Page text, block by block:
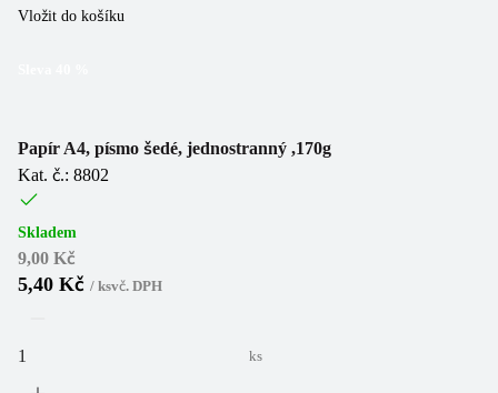
Vložit do košíku
Papír A4, písmo šedé, jednostranný ,170g
Kat. č.: 8802
Skladem
9,00 Kč
5,40 Kč / ksvč. DPH
ks